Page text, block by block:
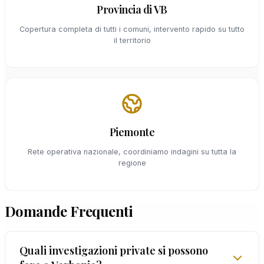
Provincia di VB
Copertura completa di tutti i comuni, intervento rapido su tutto
il territorio
Piemonte
Rete operativa nazionale, coordiniamo indagini su tutta la
regione
Domande Frequenti
Quali investigazioni private si possono